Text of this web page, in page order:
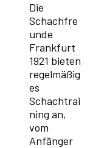
Die
Schachfre
unde
Frankfurt
1921 bieten
regelmäßig
es
Schachtrai
ning an,
vom
Anfänger